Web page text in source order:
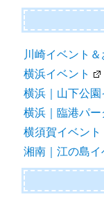
川崎イベント＆
横浜イベント
横浜｜山下公園
横浜｜臨港パー
横須賀イベント
湘南｜江の島イ